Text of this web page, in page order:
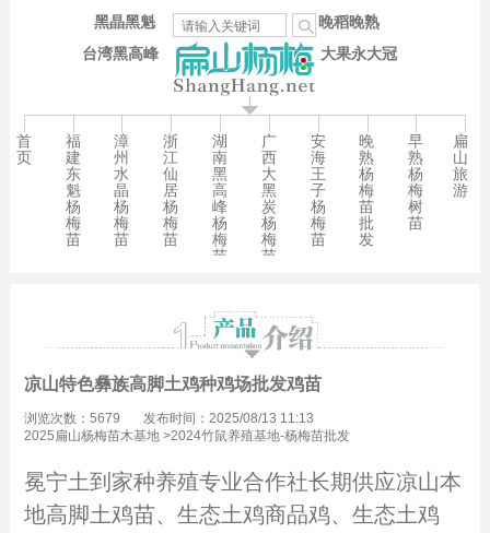
台湾黑高峰
晚稻晚熟
大果永大冠
黑晶黑魁
首
页
福
建
东
魁
杨
梅
苗
漳
州
水
晶
杨
梅
苗
浙
江
仙
居
杨
梅
苗
湖
南
黑
高
峰
杨
梅
苗
广
西
大
黑
炭
杨
梅
苗
安
海
王
子
杨
梅
苗
晚
熟
杨
梅
苗
批
发
早
熟
杨
梅
树
苗
扁
山
旅
游
凉山特色彝族高脚土鸡种鸡场批发鸡苗
浏览次数：5679
发布时间：2025/08/13 11:13
2025扁山杨梅苗木基地>2024竹鼠养殖基地-杨梅苗批发
冕宁土到家种养殖专业合作社长期供应凉山本
地高脚土鸡苗、生态土鸡商品鸡、生态土鸡